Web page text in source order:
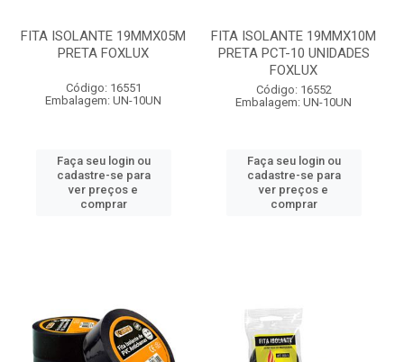
FITA ISOLANTE 19MMX05M
PRETA FOXLUX
Código: 16551
Embalagem: UN-10UN
Faça seu login ou
cadastre-se para
ver preços e
comprar
FITA ISOLANTE 19MMX10M
PRETA PCT-10 UNIDADES
FOXLUX
Código: 16552
Embalagem: UN-10UN
Faça seu login ou
cadastre-se para
ver preços e
comprar